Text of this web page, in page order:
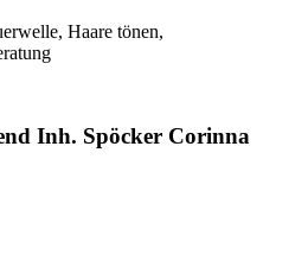
Haare tönen,
Inh. Spöcker Corinna